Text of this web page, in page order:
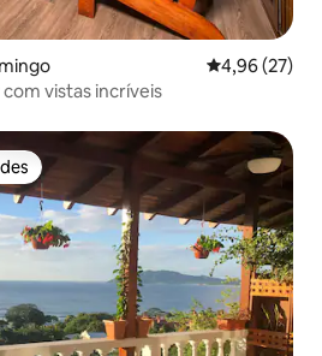
4,96 de uma
4,96 (27)
vistas incríveis
dos hóspedes